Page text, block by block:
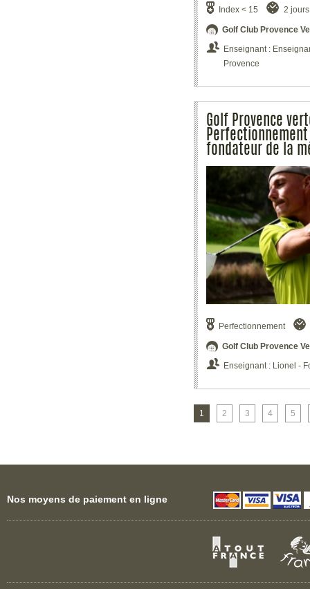
Index < 15 2 jours
Golf Club Provence
Enseignant :
Provence
Golf Provence
fondateur de la
Perfectionnement
Golf Club Provence
Enseignant : Lionel -
1 2 3 4 5
Nos moyens de paiement en ligne